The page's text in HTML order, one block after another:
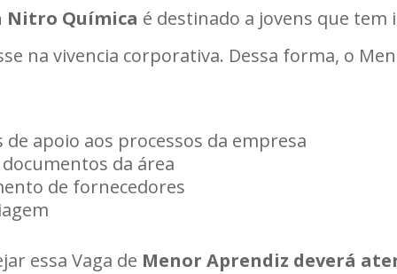
Nitro Química é destinado a jovens que
na vivencia corporativa. Dessa forma, o
apoio aos processos da empresa
da área
de fornecedores
essa Vaga de Menor Aprendiz deverá